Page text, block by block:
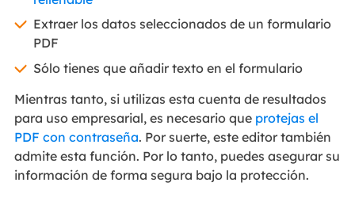
Extraer los datos seleccionados de un formulario
PDF
Sólo tienes que añadir texto en el formulario
Mientras tanto, si utilizas esta cuenta de resultados
para uso empresarial, es necesario que protejas el
PDF con contraseña. Por suerte, este editor también
admite esta función. Por lo tanto, puedes asegurar su
información de forma segura bajo la protección.